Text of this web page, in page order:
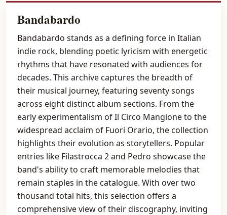
Bandabardo
Bandabardo stands as a defining force in Italian
indie rock, blending poetic lyricism with energetic
rhythms that have resonated with audiences for
decades. This archive captures the breadth of
their musical journey, featuring seventy songs
across eight distinct album sections. From the
early experimentalism of Il Circo Mangione to the
widespread acclaim of Fuori Orario, the collection
highlights their evolution as storytellers. Popular
entries like Filastrocca 2 and Pedro showcase the
band's ability to craft memorable melodies that
remain staples in the catalogue. With over two
thousand total hits, this selection offers a
comprehensive view of their discography, inviting